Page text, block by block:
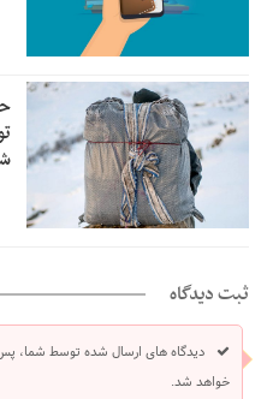
ثبت دیدگاه
دیدگاه های ارسال شده توسط شما،
خواهد شد.